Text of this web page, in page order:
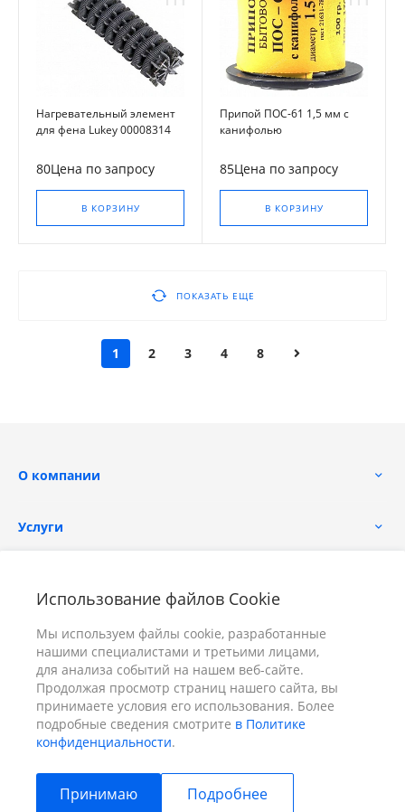
Использование файлов Cookie
Мы используем файлы cookie, разработанные
нашими специалистами и третьими лицами,
для анализа событий на нашем веб-сайте.
Продолжая просмотр страниц нашего сайта, вы
принимаете условия его использования. Более
подробные сведения смотрите в Политике
конфиденциальности.
Принимаю Подробнее
Нагревательный элемент
для фена Lukey 00008314
80Цена по запросу
В КОРЗИНУ
Припой ПОС-61 1,5 мм с
канифолью
85Цена по запросу
В КОРЗИНУ
ПОКАЗАТЬ ЕЩЕ
1 2 3 4 8
О компании
Услуги
+7 (391) 298-00-11 Заказать звонок
г. Красноярск, пер. Телевизорный 9 "А" ООО "ПРИЗМ"